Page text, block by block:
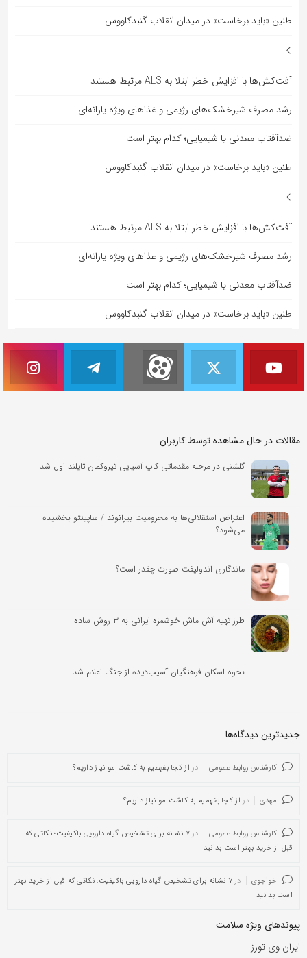
طنین «باید برخاست» در میدان انقلاب گنبدکاووس
آفت‌کش‌ها با افزایش خطر ابتلا به ALS مرتبط هستند
رشد مصرف شیرخشک‌های رژیمی و غذاهای ویژه یارانه‌ای
ضدآفتاب‌ معدنی یا شیمیایی؛ کدام بهتر است
طنین «باید برخاست» در میدان انقلاب گنبدکاووس
آفت‌کش‌ها با افزایش خطر ابتلا به ALS مرتبط هستند
رشد مصرف شیرخشک‌های رژیمی و غذاهای ویژه یارانه‌ای
ضدآفتاب‌ معدنی یا شیمیایی؛ کدام بهتر است
طنین «باید برخاست» در میدان انقلاب گنبدکاووس
مقالات در حال مشاهده توسط کاربران
گلشنی در مرحله مقدماتی کاپ آسیایی تیروکمان تایلند اول شد
اعتراض استقلالی‌ها به محرومیت بیرانوند / ساپینتو بخشیده
می‌شود؟
ماندگاری اندولیفت صورت چقدر است؟
طرز تهیه آش ماش خوشمزه ایرانی به ۳ روش ساده
نحوه اسکان فرهنگیان آسیب‌دیده از جنگ اعلام شد
جدیدترین دیدگاه‌‌ها
کارشناس روابط عمومی در از کجا بفهمیم به کاشت مو نیاز داریم؟
مهدی در از کجا بفهمیم به کاشت مو نیاز داریم؟
کارشناس روابط عمومی در
۷ نشانه برای تشخیص گیاه دارویی باکیفیت؛ نکاتی که
قبل از خرید بهتر است بدانید
خواجوی در
۷ نشانه برای تشخیص گیاه دارویی باکیفیت؛ نکاتی که قبل از خرید بهتر
است بدانید
پیوندهای ویژه سلامت
ایران وی تورز